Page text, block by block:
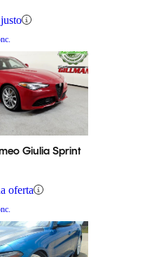
Giulia Sprint
oferta